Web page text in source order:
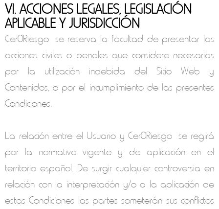
VI. ACCIONES LEGALES, LEGISLACIÓN
APLICABLE Y JURISDICCIÓN
Cer0Riesgo se reserva la facultad de presentar las
acciones civiles o penales que considere necesarias
por la utilización indebida del Sitio Web y
Contenidos, o por el incumplimiento de las presentes
Condiciones.
La relación entre el Usuario y Cer0Riesgo se regirá
por la normativa vigente y de aplicación en el
territorio español. De surgir cualquier controversia en
relación con la interpretación y/o a la aplicación de
estas Condiciones las partes someterán sus conflictos